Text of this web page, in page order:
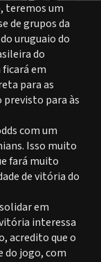
teremos um
de grupos da
uruguaio do
do
em
para as
previsto para às
com um
Isso muito
fará muito
de vitória do
em
interessa
acredito que o
do jogo, com